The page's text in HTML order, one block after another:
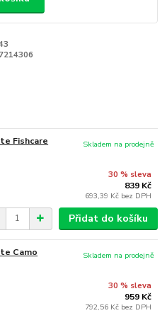
Fishcare
30 % sleva
839 Kč
693,39 Kč bez DPH
Skladem na prodejně
Přidat do košíku
Camo
30 % sleva
959 Kč
792,56 Kč bez DPH
Skladem na prodejně